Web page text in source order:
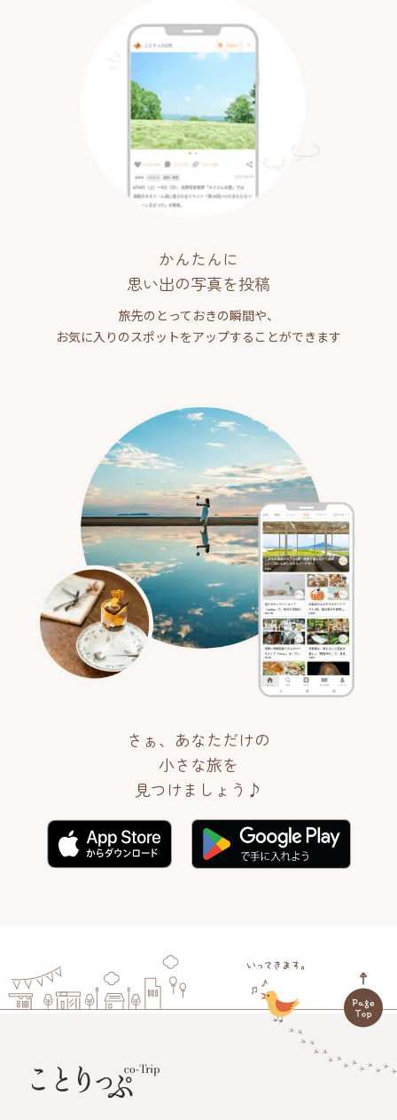
かんたんに
思い出の写真を投稿
旅先のとっておきの瞬間や、
お気に入りのスポットをアップすることができます
さぁ、あなただけの
小さな旅を
見つけましょう♪